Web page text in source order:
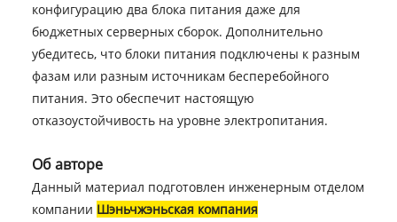
конфигурацию два блока питания даже для
бюджетных серверных сборок. Дополнительно
убедитесь, что блоки питания подключены к разным
фазам или разным источникам бесперебойного
питания. Это обеспечит настоящую
отказоустойчивость на уровне электропитания.
Об авторе
Данный материал подготовлен инженерным отделом
компании Шэньчжэньская компания